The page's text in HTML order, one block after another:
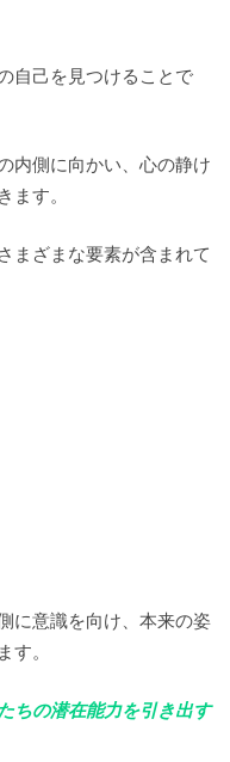
自己を見つけることで
内側に向かい、心の静け
ます。
まざまな要素が含まれて
に意識を向け、本来の姿
。
ちの潜在能力を引き出す